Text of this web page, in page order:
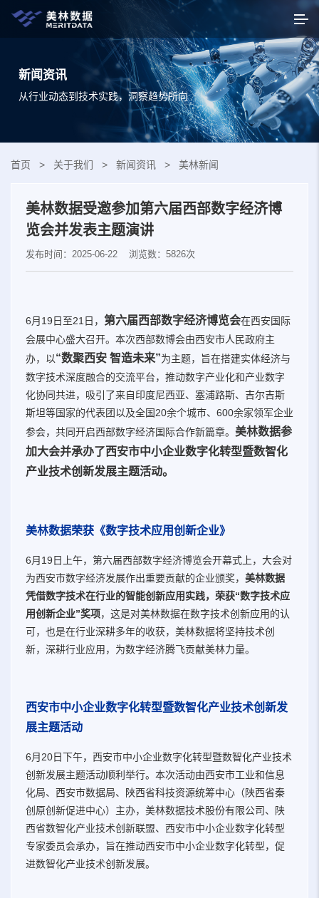
新闻资讯
从行业动态到技术实践，洞察趋势所向
首页 > 关于我们 > 新闻资讯 > 美林新闻
美林数据受邀参加第六届西部数字经济博
览会并发表主题演讲
发布时间：2025-06-22 浏览数：5826次
6月19日至21日， 第六届西部数字经济博览会在西安国际
会展中心盛大召开。本次西部数博会由西安市人民政府主
办，以“数聚西安 智造未来”为主题，旨在搭建实体经济与
数字技术深度融合的交流平台，推动数字产业化和产业数字
化协同共进，吸引了来自印度尼西亚、塞浦路斯、吉尔吉斯
斯坦等国家的代表团以及全国20余个城市、600余家领军企业
参会，共同开启西部数字经济国际合作新篇章。 美林数据参
加大会并承办了西安市中小企业数字化转型暨数智化
产业技术创新发展主题活动。
美林数据荣获《数字技术应用创新企业》
6月19日上午，第六届西部数字经济博览会开幕式上，大会对
为西安市数字经济发展作出重要贡献的企业颁奖， 美林数据
凭借数字技术在行业的智能创新应用实践，荣获“数字技术应
用创新企业”奖项，这是对美林数据在数字技术创新应用的认
可，也是在行业深耕多年的收获，美林数据将坚持技术创
新，深耕行业应用，为数字经济腾飞贡献美林力量。
西安市中小企业数字化转型暨数智化产业技术创新发
展主题活动
6月20日下午，西安市中小企业数字化转型暨数智化产业技术
创新发展主题活动顺利举行。本次活动由西安市工业和信息
化局、西安市数据局、陕西省科技资源统筹中心（陕西省秦
创原创新促进中心）主办，美林数据技术股份有限公司、陕
西省数智化产业技术创新联盟、西安市中小企业数字化转型
专家委员会承办，旨在推动西安市中小企业数字化转型，促
进数智化产业技术创新发展。